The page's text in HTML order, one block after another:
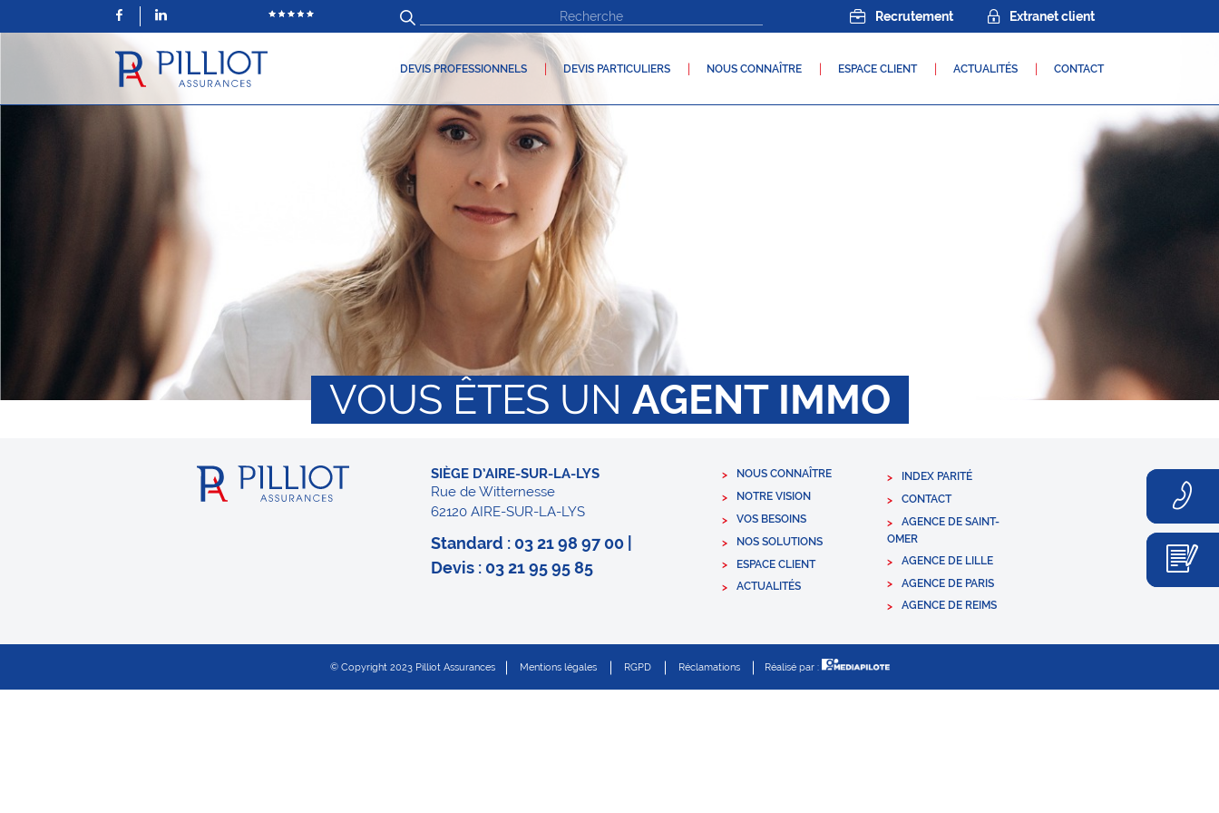
FacebookLinkedIn Recrutement Extranet client
DEVIS PROFESSIONNELS DEVIS PARTICULIERS NOUS CONNAÎTRE ESPACE CLIENT ACTUALITÉS CONTACT
VOUS ÊTES UN AGENT IMMO
SIÈGE D’AIRE-SUR-LA-LYS
Rue de Witternesse
62120 AIRE-SUR-LA-LYS
Standard : 03 21 98 97 00 |
Devis : 03 21 95 95 85
NOUS CONNAÎTRE
NOTRE VISION
VOS BESOINS
NOS SOLUTIONS
ESPACE CLIENT
ACTUALITÉS
INDEX PARITÉ
CONTACT
AGENCE DE SAINT-
OMER
AGENCE DE LILLE
AGENCE DE PARIS
AGENCE DE REIMS
© Copyright 2023 Pilliot Assurances Mentions légales RGPD Réclamations Réalisé par :